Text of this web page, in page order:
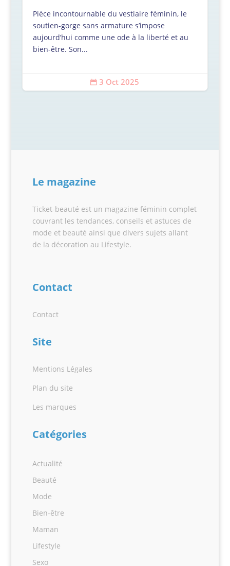
Pièce incontournable du vestiaire féminin, le
soutien-gorge sans armature s’impose
aujourd’hui comme une ode à la liberté et au
bien-être. Son...
 3 Oct 2025
Le magazine
Ticket-beauté est un magazine féminin complet
couvrant les tendances, conseils et astuces de
mode et beauté ainsi que divers sujets allant
de la décoration au Lifestyle.
Contact
Contact
Site
Mentions Légales
Plan du site
Les marques
Catégories
Actualité
Beauté
Mode
Bien-être
Maman
Lifestyle
Sexo